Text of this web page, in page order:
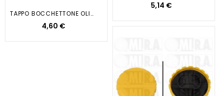
TAPPO BOCCHETTONE OLIO...
4,60 €
5,14 €